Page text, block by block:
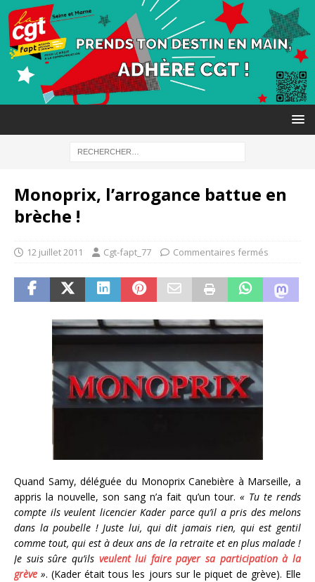
Monoprix, l’arrogance battue en
brèche !
12 juillet 2011 Cgt-fapt_77 Commentaires fermés
Quand Samy, déléguée du Monoprix Canebière à Marseille, a
appris la nouvelle, son sang n’a fait qu’un tour. « Tu te rends
compte ils veulent licencier Kader parce qu’il a pris des melons
dans la poubelle ! Juste lui, qui dit jamais rien, qui est gentil
comme tout, qui est à deux ans de la retraite et en plus malade !
Je suis sûre qu’ils veulent lui faire payer sa participation à la
grève ». (Kader était tous les jours sur le piquet de grève). Elle